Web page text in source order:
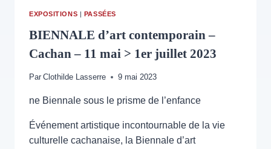
EXPOSITIONS | PASSÉES
BIENNALE d’art contemporain –
Cachan – 11 mai > 1er juillet 2023
Par Clothilde Lasserre 9 mai 2023
ne Biennale sous le prisme de l’enfance
Événement artistique incontournable de la vie
culturelle cachanaise, la Biennale d’art